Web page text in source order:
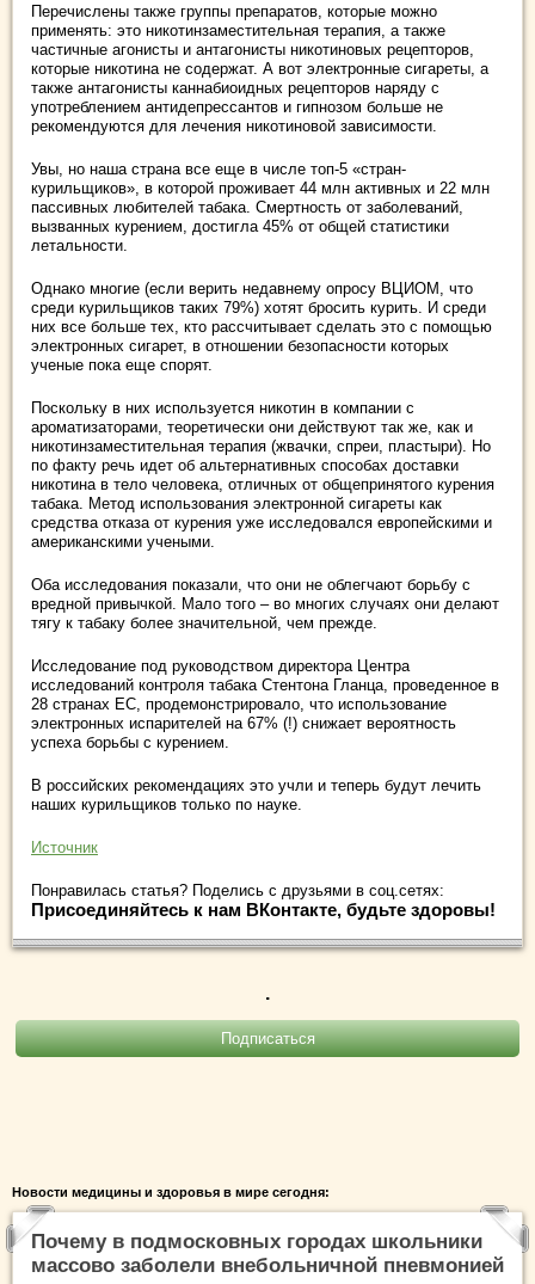
Перечислены также группы препаратов, которые можно
применять: это никотинзаместительная терапия, а также
частичные агонисты и антагонисты никотиновых рецепторов,
которые никотина не содержат. А вот электронные сигареты, а
также антагонисты каннабиоидных рецепторов наряду с
употреблением антидепрессантов и гипнозом больше не
рекомендуются для лечения никотиновой зависимости.
Увы, но наша страна все еще в числе топ-5 «стран-
курильщиков», в которой проживает 44 млн активных и 22 млн
пассивных любителей табака. Смертность от заболеваний,
вызванных курением, достигла 45% от общей статистики
летальности.
Однако многие (если верить недавнему опросу ВЦИОМ, что
среди курильщиков таких 79%) хотят бросить курить. И среди
них все больше тех, кто рассчитывает сделать это с помощью
электронных сигарет, в отношении безопасности которых
ученые пока еще спорят.
Поскольку в них используется никотин в компании с
ароматизаторами, теоретически они действуют так же, как и
никотинзаместительная терапия (жвачки, спреи, пластыри). Но
по факту речь идет об альтернативных способах доставки
никотина в тело человека, отличных от общепринятого курения
табака. Метод использования электронной сигареты как
средства отказа от курения уже исследовался европейскими и
американскими учеными.
Оба исследования показали, что они не облегчают борьбу с
вредной привычкой. Мало того – во многих случаях они делают
тягу к табаку более значительной, чем прежде.
Исследование под руководством директора Центра
исследований контроля табака Стентона Гланца, проведенное в
28 странах ЕС, продемонстрировало, что использование
электронных испарителей на 67% (!) снижает вероятность
успеха борьбы с курением.
В российских рекомендациях это учли и теперь будут лечить
наших курильщиков только по науке.
Источник
Понравилась статья? Поделись с друзьями в соц.сетях:
Присоединяйтесь к нам ВКонтакте, будьте здоровы!
.
Новости медицины и здоровья в мире сегодня:
Почему в подмосковных городах школьники
массово заболели внебольничной пневмонией